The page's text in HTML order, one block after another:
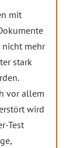
mit
nicht mehr
stark
vor allem
wird
Test